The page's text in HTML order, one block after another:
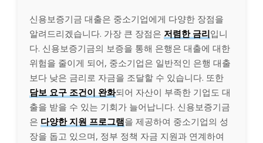
신용보증기금 대출은 중소기업에게 다양한 장점을
알려드리겠습니다. 가장 큰 장점은 저렴한 금리입니
다. 신용보증기금의 보증을 통해 은행은 대출에 대한
위험을 줄이게 되어, 중소기업은 일반적인 은행 대출
보다 낮은 금리로 자금을 조달할 수 있습니다. 또한
담보 요구 조건이 완화되어 자산이 부족한 기업도 대
출을 받을 수 있는 기회가 늘어납니다. 신용보증기금
은 다양한 지원 프로그램을 제공하여 중소기업의 성
장을 돕고 있으며, 정부 정책 자금 지원과 연계하여